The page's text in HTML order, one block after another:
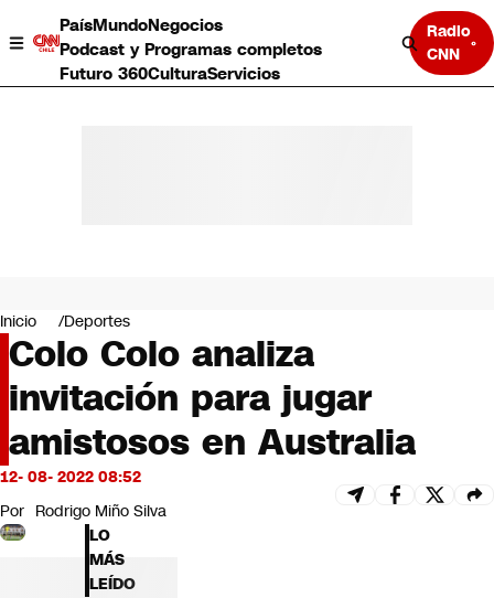
PaísMundoNegocios
Podcast y Programas completos
Futuro 360CulturaServicios
Radio
CNN
Negocios
Deportes
Programas completos
Cultura
Servicios
Bits
CNN tiempo
Futuro 360
Opinión
Inicio Deportes
Colo Colo analiza
invitación para jugar
amistosos en Australia
12- 08- 2022 08:52
Por Rodrigo Miño Silva
LO
MÁS
LEÍDO